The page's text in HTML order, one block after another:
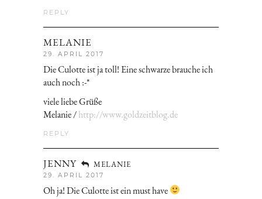
REPLY
MELANIE
29. APRIL 2017
Die Culotte ist ja toll! Eine schwarze brauche ich
auch noch :-*
viele liebe Grüße
Melanie /http://www.goldzeitblog.de
REPLY
JENNY MELANIE
29. APRIL 2017
Oh ja! Die Culotte ist ein must have